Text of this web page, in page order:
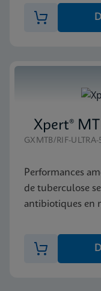
Xpert®
GXMTB/RIF-ULTRA-
Performances
de tuberculose
antibiotiques en